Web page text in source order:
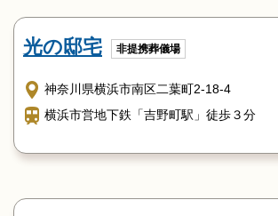
光の邸宅 非提携葬儀場
神奈川県横浜市南区二葉町2-18-4
横浜市営地下鉄「吉野町駅」徒歩３分